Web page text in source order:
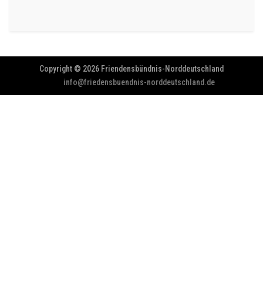
Copyright © 2026 Friendensbündnis-Norddeutschland
info@friedensbuendnis-norddeutschland.de